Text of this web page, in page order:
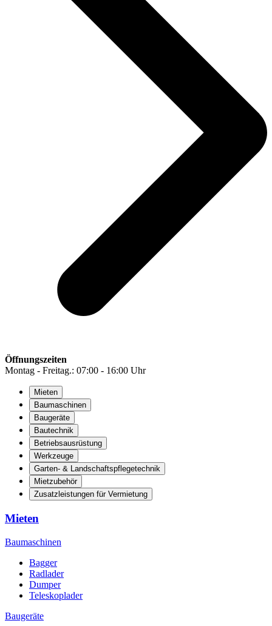
Öffnungszeiten
Montag - Freitag.: 07:00 - 16:00 Uhr
Mieten
Baumaschinen
Baugeräte
Bautechnik
Betriebsausrüstung
Werkzeuge
Garten- & Landschaftspflegetechnik
Mietzubehör
Zusatzleistungen für Vermietung
Mieten
Baumaschinen
Bagger
Radlader
Dumper
Teleskoplader
Baugeräte